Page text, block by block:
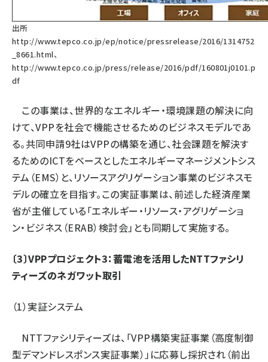
出所
http://www.tepco.co.jp/ep/notice/pressrelease/2016/1314752
_8661.html、
http://www.tepco.co.jp/press/release/2016/pdf/160801j0101.p
df
この事業は、世界的なエネルギー・環境課題の解決に向
けて、VPPを社会で機能させるためのビジネスモデルであ
る。共同申請9社はVPPの構築を通じ、社会課題を解決す
るためのICTをベースとしたエネルギーマネージメントシス
テム（EMS）と、リソースアグリゲーション事業のビジネスモ
デルの確立を目指す。この実証事業は、前述した経済産業
省が主催している「エネルギー・リソース・アグリゲーショ
ン・ビジネス（ERAB）検討会」とも同期して実施する。
〔3〕VPPプロジェクト3：蓄電池を活用したNTTファシリ
ティーズのネガワット取引
（1）実証システム
NTTファシリティーズは、「VPP構築実証事業（高度制御
型デマンドレスポンス実証事業）」に応募し採択され（前出